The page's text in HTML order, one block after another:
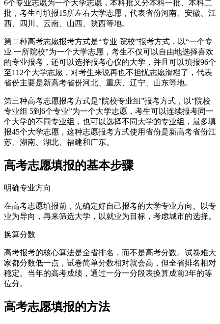
6个专业志愿为一个大学志愿，本科批又分本科一批、本科二
批，考生可填报15所左右大学志愿，代表省份河南、安徽、江
西、四川、云南、山西、陕西等地。
第二种高考志愿报考方式是“专业 院校”报考方式，以“一个专
业 一所院校”为一个大学志愿，考生不仅可以自由地选择喜欢
的专业报考，还可以选择报考心仪的大学，并且可以填报96个
至112个大学志愿，对考生来说再也不担忧志愿滑档了，代表
省份主要是新高考省份河北、重庆、辽宁、山东等地。
第三种高考志愿报考方式是“院校专业组”报考方式，以“院校
专业组 5到6个专业”为一个大学志愿，考生可以连续报考同一
个大学的不同专业组，也可以选择不同大学的专业组，最多填
报45个大学志愿，这种志愿报考方式使用省份是新高考省份江
苏、湖南、湖北、福建和广东。
高考志愿填报的基本步骤
明确专业方向
在高考志愿填报前，先确定好自己报考的大学专业方向。以专
业为导向，再来筛选大学，以就业为目标，考虑城市的选择。
换算分数
高考报考的核心算法是全省排名，而不是高考分数。试卷难大
家都分数低一点，试卷简单分数相对就会高，但全省排名相对
稳定。当年的高考成绩，通过一分一分段表换算成前3年的等
位分。
高考志愿填报的方法